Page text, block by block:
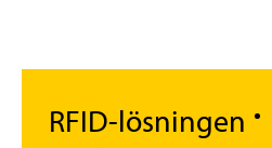
RFID-lösningen